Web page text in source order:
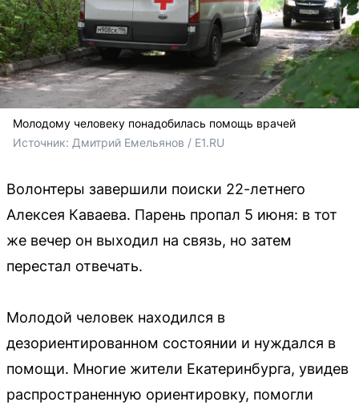
Молодому человеку понадобилась помощь врачей
Источник: Дмитрий Емельянов / E1.RU
Волонтеры завершили поиски 22-летнего
Алексея Каваева. Парень пропал 5 июня: в тот
же вечер он выходил на связь, но затем
перестал отвечать.
Молодой человек находился в
дезориентированном состоянии и нуждался в
помощи. Многие жители Екатеринбурга, увидев
распространенную ориентировку, помогли